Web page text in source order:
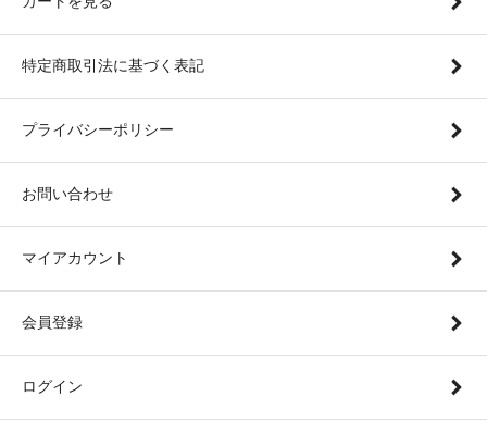
特定商取引法に基づく表記
プライバシーポリシー
お問い合わせ
マイアカウント
会員登録
ログイン